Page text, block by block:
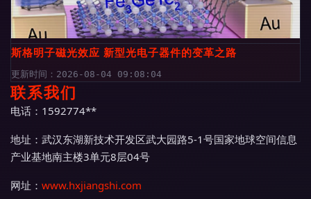
斯格明子磁光效应 新型光电子器件的变革之路
更新时间：2026-08-04 09:08:04
联系我们
电话：1592774**
地址：武汉东湖新技术开发区武大园路5-1号国家地球空间信息
产业基地南主楼3单元8层04号
网址： www.hxjiangshi.com